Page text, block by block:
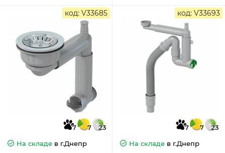
код: V33685
7 7
23
На складе в г.Днепр
код: V33693
7 7
23
На складе в г.Днепр